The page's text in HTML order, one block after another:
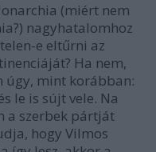
(miért nem
nagyhatalomhoz
e eltűrni az
Ha nem,
úgy, mint korábban:
le is sújt vele. Na
a szerbek pártját
hogy Vilmos